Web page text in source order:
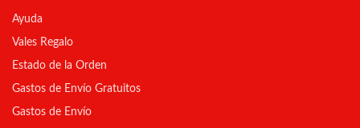
Ayuda
Vales Regalo
Estado de la Orden
Gastos de Envío Gratuitos
Gastos de Envío